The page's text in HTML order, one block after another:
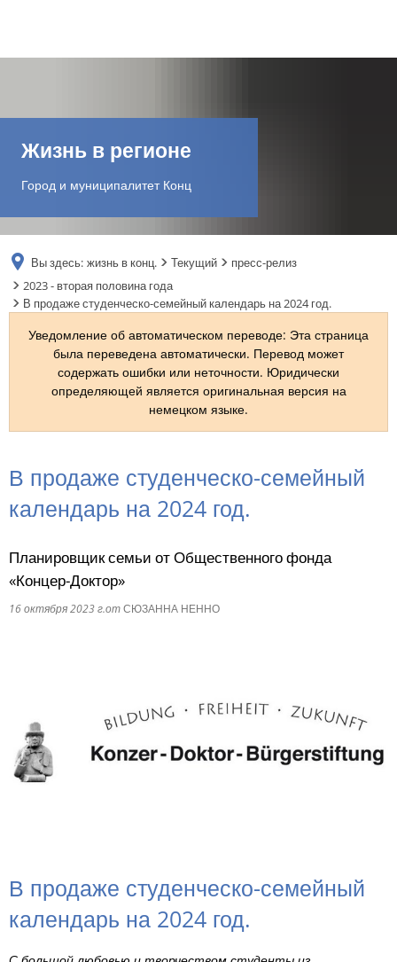
TR
UK
RU
Жизнь в регионе
Город и муниципалитет Конц
Вы здесь: жизнь в конц. Текущий
пресс-релиз
2023 - вторая половина года
В продаже студенческо-семейный календарь на 2024 год.
Уведомление об автоматическом переводе: Эта страница
была переведена автоматически. Перевод может
содержать ошибки или неточности. Юридически
определяющей является оригинальная версия на
немецком языке.
В продаже студенческо-семейный
календарь на 2024 год.
Планировщик семьи от Общественного фонда
«Концер-Доктор»
16 октября 2023 г.отСЮЗАННА НЕННО
В продаже студенческо-семейный
календарь на 2024 год.